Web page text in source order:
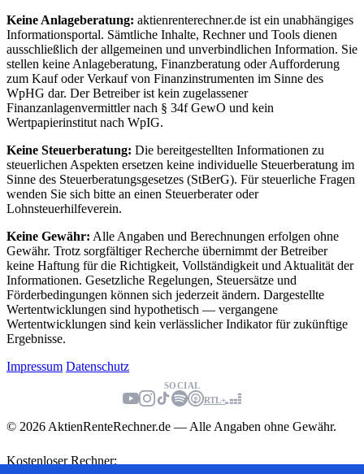
Keine Anlageberatung: aktienrenterechner.de ist ein unabhängiges
Informationsportal. Sämtliche Inhalte, Rechner und Tools dienen
ausschließlich der allgemeinen und unverbindlichen Information. Sie
stellen keine Anlageberatung, Finanzberatung oder Aufforderung
zum Kauf oder Verkauf von Finanzinstrumenten im Sinne des
WpHG dar. Der Betreiber ist kein zugelassener
Finanzanlagenvermittler nach § 34f GewO und kein
Wertpapierinstitut nach WpIG.
Keine Steuerberatung: Die bereitgestellten Informationen zu
steuerlichen Aspekten ersetzen keine individuelle Steuerberatung im
Sinne des Steuerberatungsgesetzes (StBerG). Für steuerliche Fragen
wenden Sie sich bitte an einen Steuerberater oder
Lohnsteuerhilfeverein.
Keine Gewähr: Alle Angaben und Berechnungen erfolgen ohne
Gewähr. Trotz sorgfältiger Recherche übernimmt der Betreiber
keine Haftung für die Richtigkeit, Vollständigkeit und Aktualität der
Informationen. Gesetzliche Regelungen, Steuersätze und
Förderbedingungen können sich jederzeit ändern. Dargestellte
Wertentwicklungen sind hypothetisch — vergangene
Wertentwicklungen sind kein verlässlicher Indikator für zukünftige
Ergebnisse.
Impressum Datenschutz
SOCIAL
RTL+
© 2026 AktienRenteRechner.de — Alle Angaben ohne Gewähr.
Kostenloser Rechner: